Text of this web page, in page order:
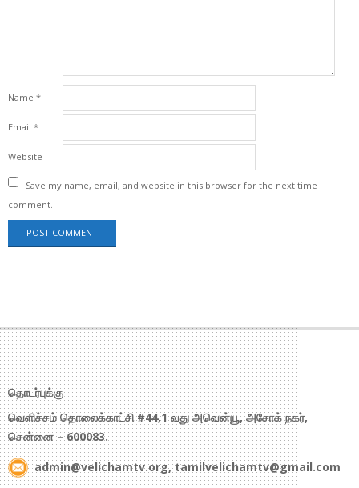
Name *
Email *
Website
Save my name, email, and website in this browser for the next time I
comment.
தொடர்புக்கு
வெளிச்சம் தொலைக்காட்சி #44,1 வது அவென்யூ, அசோக் நகர்,
சென்னை – 600083.
admin@velichamtv.org, tamilvelichamtv@gmail.com